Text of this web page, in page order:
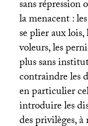
sans répression
la menacent :
se plier aux
voleurs, les
plus sans
contraindre les
en particulier
introduire les
des privilèges,